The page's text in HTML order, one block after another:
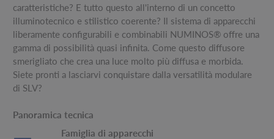
caratteristiche? E tutto questo all'interno di un concetto
illuminotecnico e stilistico coerente? Il sistema di apparecchi
liberamente configurabili e combinabili NUMINOS® offre una
gamma di possibilità quasi infinita. Come questo diffusore
smerigliato che crea una luce molto più diffusa e morbida.
Siete pronti a lasciarvi conquistare dalla versatilità modulare
di SLV?
Panoramica tecnica
Famiglia di apparecchi